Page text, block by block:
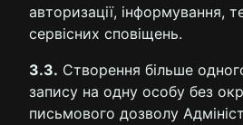
авторизації, інформування,
сервісних сповіщень.
3.3. Створення більше
запису на одну особу без
письмового дозволу